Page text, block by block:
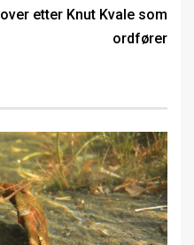
over etter Knut Kvale som
ordfører